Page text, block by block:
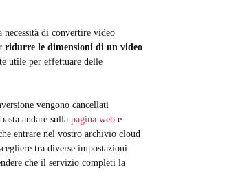
necessità di convertire video
ridurre le dimensioni di un video
utile per effettuare delle
vengono cancellati
andare sullapagina web e
entrare nel vostro archivio cloud
tra diverse impostazioni
che il servizio completi la